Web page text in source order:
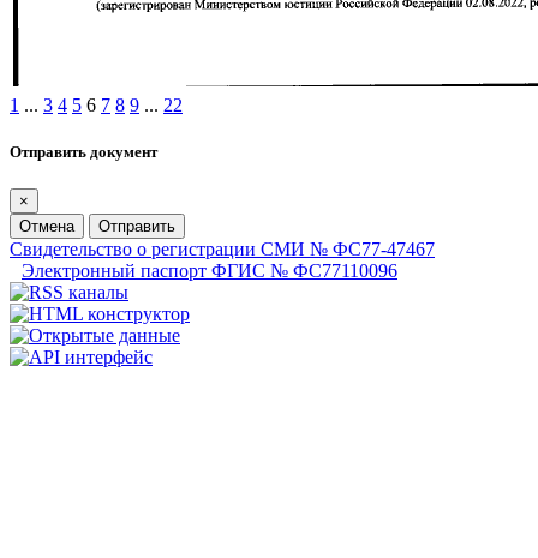
1 ... 3 4 5 6 7 8 9 ... 22
Отправить документ
×
Отмена
Отправить
Свидетельство о регистрации СМИ № ФС77-47467
Электронный паспорт ФГИС № ФС77110096